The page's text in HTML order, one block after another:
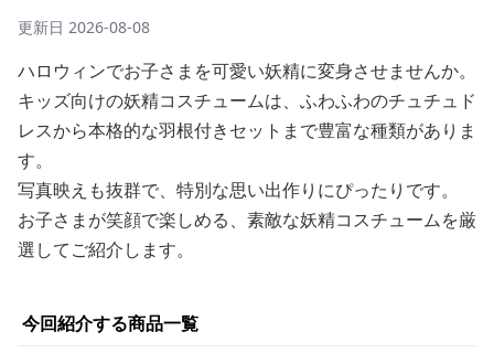
更新日 2026-08-08
ハロウィンでお子さまを可愛い妖精に変身させませんか。
キッズ向けの妖精コスチュームは、ふわふわのチュチュド
レスから本格的な羽根付きセットまで豊富な種類がありま
す。
写真映えも抜群で、特別な思い出作りにぴったりです。
お子さまが笑顔で楽しめる、素敵な妖精コスチュームを厳
選してご紹介します。
今回紹介する商品一覧